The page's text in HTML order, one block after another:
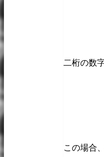
二桁の数
この場合、